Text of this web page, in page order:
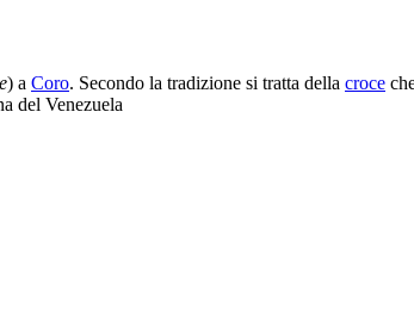
) a Coro. Secondo la tradizione si tratta della croce
del Venezuela